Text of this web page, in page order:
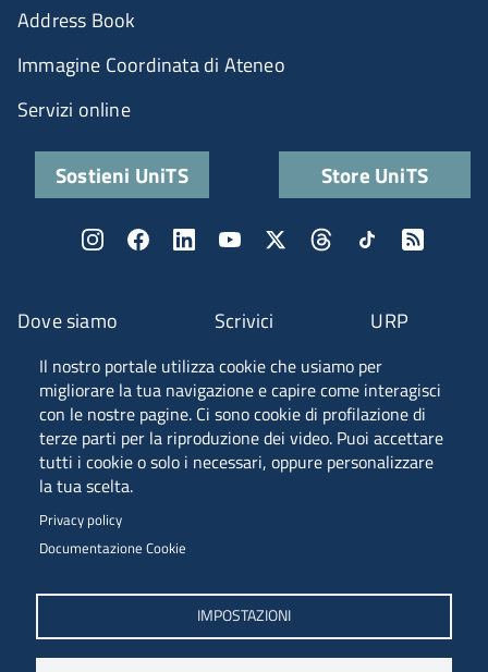
Il nostro portale utilizza cookie che usiamo per
migliorare la tua navigazione e capire come interagisci
con le nostre pagine. Ci sono cookie di profilazione di
terze parti per la riproduzione dei video. Puoi accettare
tutti i cookie o solo i necessari, oppure personalizzare
la tua scelta.
Privacy policy
Documentazione Cookie
IMPOSTAZIONI
Piazzale Europa, 1 - 34127 - Trieste, Italia -
Tel. +39 040 558 7111 - P.IVA 00211830328
C.F. 80013890324 - P.E.C. ateneo@pec.units.it
Fascia A ANVUR
Dove siamo Scrivici URP
Address Book
Immagine Coordinata di Ateneo
Servizi online
Sostieni UniTS Store UniTS